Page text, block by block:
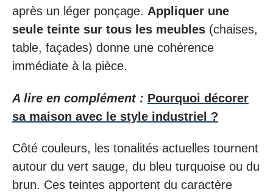
après un léger ponçage. Appliquer une
seule teinte sur tous les meubles (chaises,
table, façades) donne une cohérence
immédiate à la pièce.
A lire en complément : Pourquoi décorer
sa maison avec le style industriel ?
Côté couleurs, les tonalités actuelles tournent
autour du vert sauge, du bleu turquoise ou du
brun. Ces teintes apportent du caractère